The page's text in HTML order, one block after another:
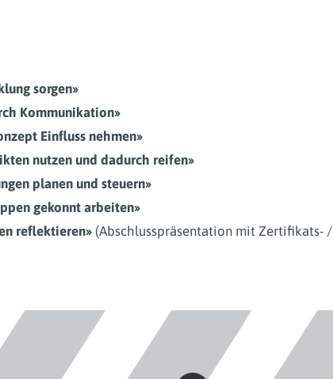
sorgen»
Kommunikation»
Einfluss nehmen»
nutzen und dadurch reifen»
planen und steuern»
gekonnt arbeiten»
reflektieren» (Abschlusspräsentation mit Zertifikats- /